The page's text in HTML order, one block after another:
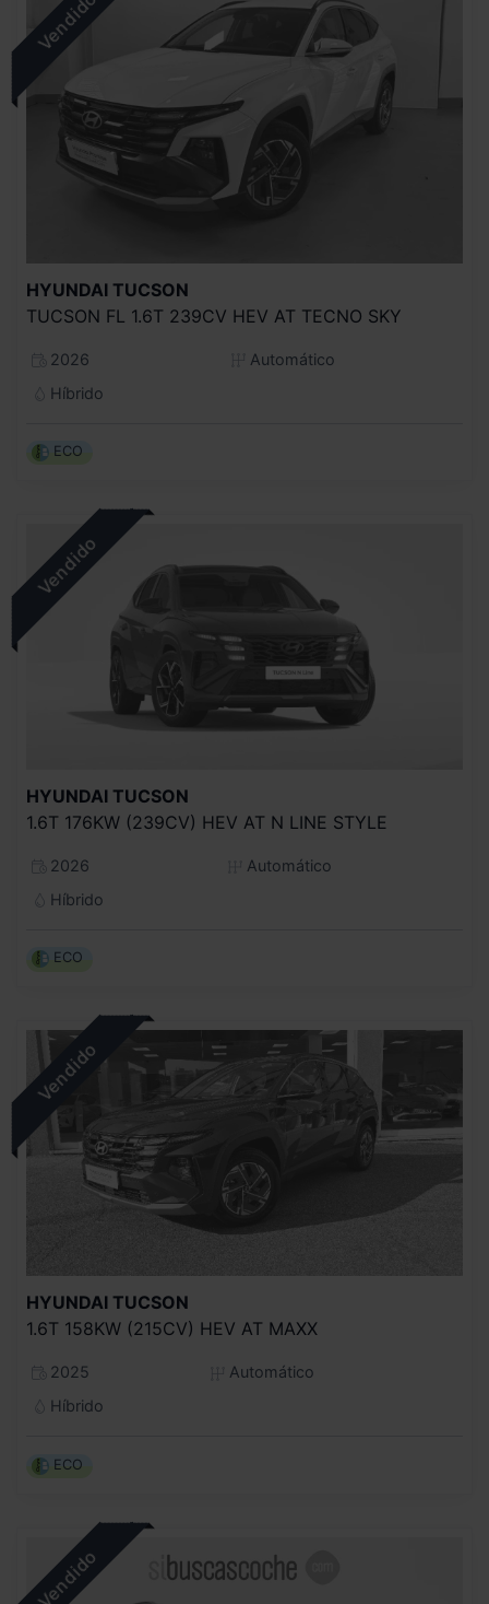
HYUNDAI TUCSON
TUCSON FL 1.6T 239CV HEV AT TECNO SKY
2026
Automático
Híbrido
ECO
HYUNDAI TUCSON
1.6T 176KW (239CV) HEV AT N LINE STYLE
2026
Automático
Híbrido
ECO
HYUNDAI TUCSON
1.6T 158KW (215CV) HEV AT MAXX
2025
Automático
Híbrido
ECO